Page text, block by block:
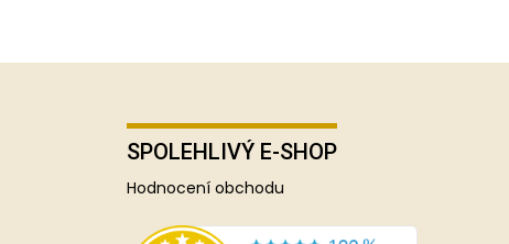
SPOLEHLIVÝ E-SHOP
Hodnocení obchodu